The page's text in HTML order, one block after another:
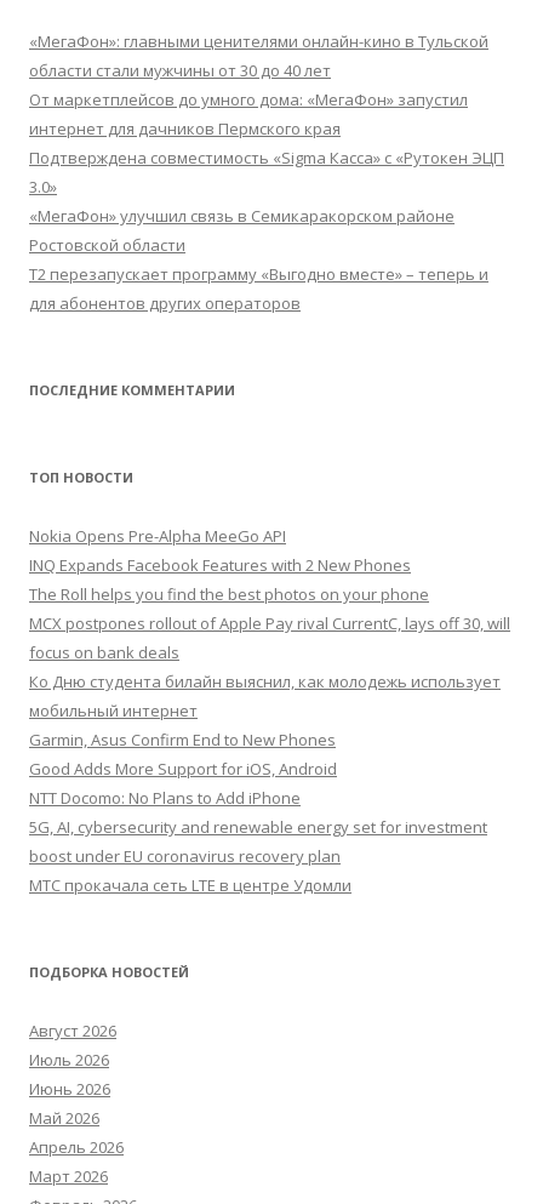
«МегаФон»: главными ценителями онлайн-кино в Тульской
области стали мужчины от 30 до 40 лет
От маркетплейсов до умного дома: «МегаФон» запустил
интернет для дачников Пермского края
Подтверждена совместимость «Sigma Касса» с «Рутокен ЭЦП
3.0»
«МегаФон» улучшил связь в Семикаракорском районе
Ростовской области
Т2 перезапускает программу «Выгодно вместе» – теперь и
для абонентов других операторов
ПОСЛЕДНИЕ КОММЕНТАРИИ
ТОП НОВОСТИ
Nokia Opens Pre-Alpha MeeGo API
INQ Expands Facebook Features with 2 New Phones
The Roll helps you find the best photos on your phone
MCX postpones rollout of Apple Pay rival CurrentC, lays off 30, will
focus on bank deals
Ко Дню студента билайн выяснил, как молодежь использует
мобильный интернет
Garmin, Asus Confirm End to New Phones
Good Adds More Support for iOS, Android
NTT Docomo: No Plans to Add iPhone
5G, AI, cybersecurity and renewable energy set for investment
boost under EU coronavirus recovery plan
МТС прокачала сеть LTE в центре Удомли
ПОДБОРКА НОВОСТЕЙ
Август 2026
Июль 2026
Июнь 2026
Май 2026
Апрель 2026
Март 2026